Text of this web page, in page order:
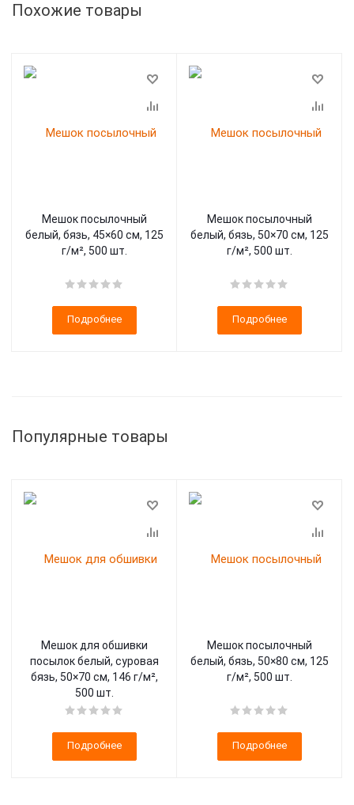
Похожие товары
Мешок посылочный
белый, бязь, 45×60 см, 125
г/м², 500 шт.
Подробнее
Мешок посылочный
белый, бязь, 50×70 см, 125
г/м², 500 шт.
Подробнее
Популярные товары
Мешок для обшивки
посылок белый, суровая
бязь, 50×70 см, 146 г/м²,
500 шт.
Подробнее
Мешок посылочный
белый, бязь, 50×80 см, 125
г/м², 500 шт.
Подробнее